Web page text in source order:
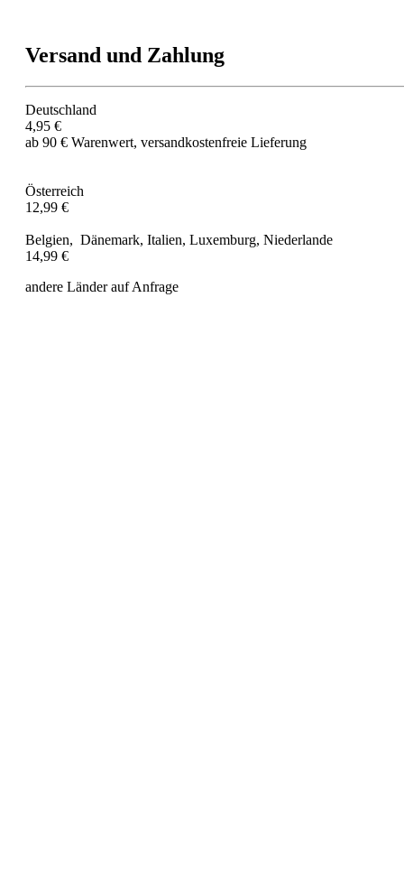
Versand und Zahlung
Deutschland
4,95 €
ab 90 € Warenwert, versandkostenfreie Lieferung
Österreich
12,99 €
Belgien, Dänemark, Italien, Luxemburg, Niederlande
14,99 €
andere Länder auf Anfrage